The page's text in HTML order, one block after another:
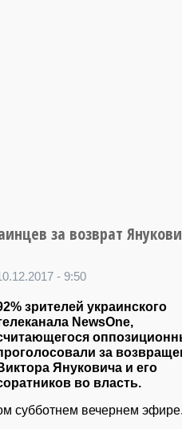
за возврат
- 9:50
зрителей украинского
NewsOne,
за
Януковича и его
во власть.
субботнем вечернем